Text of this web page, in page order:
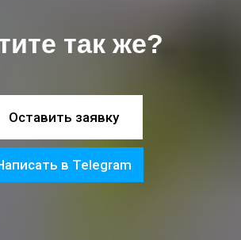
так же?
Оставить заявку
в Telegram